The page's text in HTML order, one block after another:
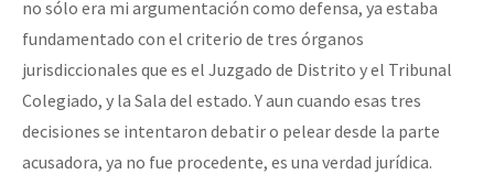
no sólo era mi argumentación como defensa, ya estaba
fundamentado con el criterio de tres órganos
jurisdiccionales que es el Juzgado de Distrito y el Tribunal
Colegiado, y la Sala del estado. Y aun cuando esas tres
decisiones se intentaron debatir o pelear desde la parte
acusadora, ya no fue procedente, es una verdad jurídica.